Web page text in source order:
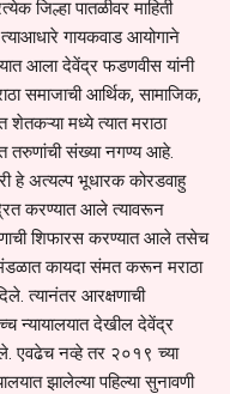
जिल्हा पातळीवर माहिती
गायकवाड आयोगाने
आला देवेंद्र फडणवीस यांनी
समाजाची आर्थिक, सामाजिक,
शेतकऱ्या मध्ये त्यात मराठा
तरुणांची संख्या नगण्य आहे.
हे अत्यल्प भूधारक कोरडवाहु
करण्यात आले त्यावरून
शिफारस करण्यात आले तसेच
कायदा संमत करून मराठा
त्यानंतर आरक्षणाची
न्यायालयात देखील देवेंद्र
एवढेच नव्हे तर २०१९ च्या
झालेल्या पहिल्या सुनावणी